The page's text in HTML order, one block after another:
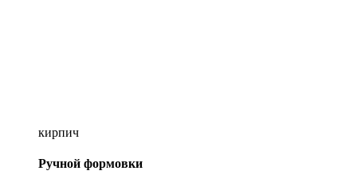
кирпич
Ручной формовки